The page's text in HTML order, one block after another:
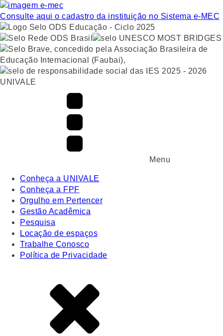
Consulte aqui o cadastro da instituição no Sistema e-MEC
UNIVALE
Menu
Conheça a UNIVALE
Conheça a FPF
Orgulho em Pertencer
Gestão Acadêmica
Pesquisa
Locação de espaços
Trabalhe Conosco
Política de Privacidade